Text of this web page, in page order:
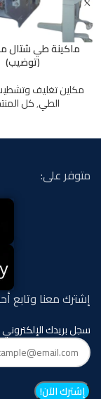
(توضيب)
مكاين تغليف
الطي,كل
متوفر على:
إشترك معنا
سجل بريدك الإلكتروني